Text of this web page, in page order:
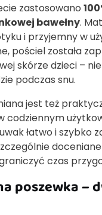
zastosowano
bawełny.
i przyjemny w
pościel została
skórze dzieci –
podczas snu.
jest też
codziennym
łatwo i szybko
czas
poszewka –